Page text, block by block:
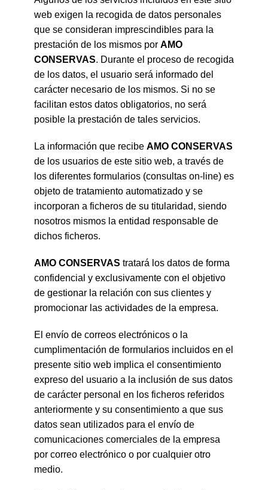
web exigen la recogida de datos personales
que se consideran imprescindibles para la
prestación de los mismos por AMO
CONSERVAS. Durante el proceso de recogida
de los datos, el usuario será informado del
carácter necesario de los mismos. Si no se
facilitan estos datos obligatorios, no será
posible la prestación de tales servicios.
La información que recibe AMO CONSERVAS
de los usuarios de este sitio web, a través de
los diferentes formularios (consultas on-line) es
objeto de tratamiento automatizado y se
incorporan a ficheros de su titularidad, siendo
nosotros mismos la entidad responsable de
dichos ficheros.
AMO CONSERVAS tratará los datos de forma
confidencial y exclusivamente con el objetivo
de gestionar la relación con sus clientes y
promocionar las actividades de la empresa.
El envío de correos electrónicos o la
cumplimentación de formularios incluidos en el
presente sitio web implica el consentimiento
expreso del usuario a la inclusión de sus datos
de carácter personal en los ficheros referidos
anteriormente y su consentimiento a que sus
datos sean utilizados para el envío de
comunicaciones comerciales de la empresa
por correo electrónico o por cualquier otro
medio.